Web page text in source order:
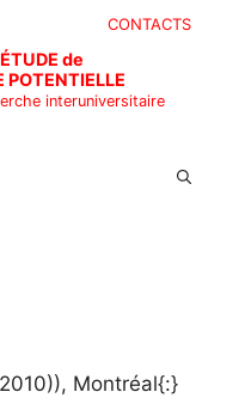
CONTACTS
de
POTENTIELLE
interuniversitaire
Montréal{:}